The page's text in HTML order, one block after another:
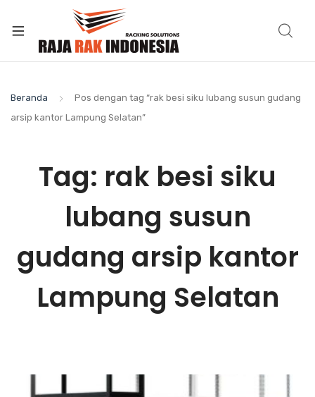
Beranda
Pos dengan tag “rak besi siku lubang susun gudang
arsip kantor Lampung Selatan”
Tag: rak besi siku
lubang susun
gudang arsip kantor
Lampung Selatan